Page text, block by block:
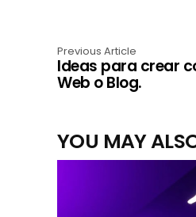
Previous Article
Ideas para crear
Web o Blog.
YOU MAY